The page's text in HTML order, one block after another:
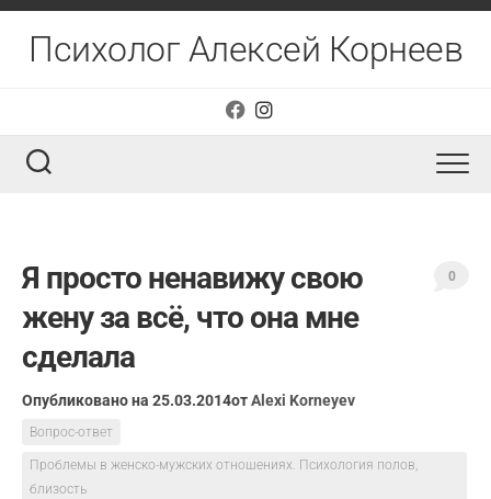
Перейти
содержанию
Психолог Алексей Корнеев
Я просто ненавижу свою
жену за всё, что она мне
сделала
Опубликовано на 25.03.2014отAlexi Korneyev
Вопрос-ответ
Проблемы в женско-мужских отношениях. Психология полов,
близость
0